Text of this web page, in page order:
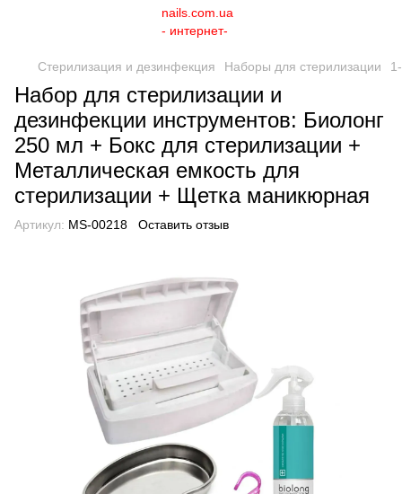
Стерилизация и дезинфекция Наборы для стерилизации
Набор для стерилизации и
дезинфекции инструментов: Биолонг
250 мл + Бокс для стерилизации +
Металлическая емкость для
стерилизации + Щетка маникюрная
Артикул: MS-00218 Оставить отзыв